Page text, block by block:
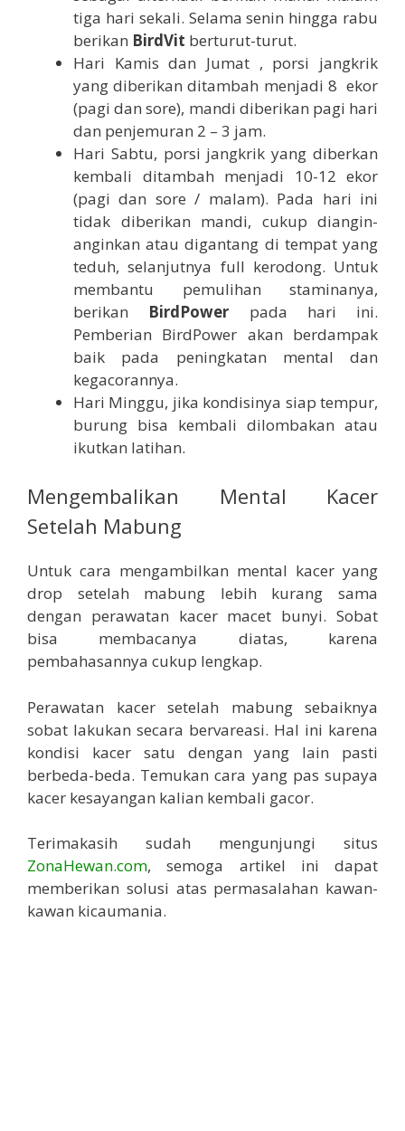
tiga hari sekali. Selama senin hingga rabu
berikan BirdVit berturut-turut.
Hari Kamis dan Jumat , porsi jangkrik
yang diberikan ditambah menjadi 8 ekor
(pagi dan sore), mandi diberikan pagi hari
dan penjemuran 2 – 3 jam.
Hari Sabtu, porsi jangkrik yang diberkan
kembali ditambah menjadi 10-12 ekor
(pagi dan sore / malam). Pada hari ini
tidak diberikan mandi, cukup diangin-
anginkan atau digantang di tempat yang
teduh, selanjutnya full kerodong. Untuk
membantu pemulihan staminanya,
berikan BirdPower pada hari ini.
Pemberian BirdPower akan berdampak
baik pada peningkatan mental dan
kegacorannya.
Hari Minggu, jika kondisinya siap tempur,
burung bisa kembali dilombakan atau
ikutkan latihan.
Mengembalikan Mental Kacer
Setelah Mabung
Untuk cara mengambilkan mental kacer yang
drop setelah mabung lebih kurang sama
dengan perawatan kacer macet bunyi. Sobat
bisa membacanya diatas, karena
pembahasannya cukup lengkap.
Perawatan kacer setelah mabung sebaiknya
sobat lakukan secara bervareasi. Hal ini karena
kondisi kacer satu dengan yang lain pasti
berbeda-beda. Temukan cara yang pas supaya
kacer kesayangan kalian kembali gacor.
Terimakasih sudah mengunjungi situs
ZonaHewan.com, semoga artikel ini dapat
memberikan solusi atas permasalahan kawan-
kawan kicaumania.